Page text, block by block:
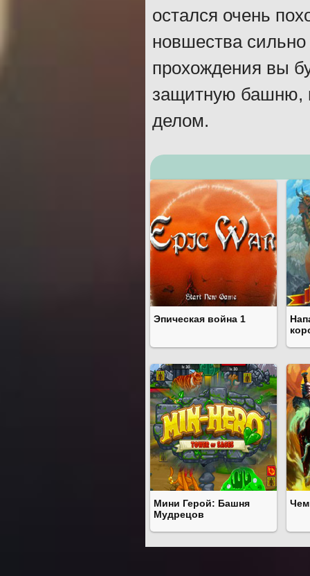
остался очень
новшества
прохождения вы
защитную башню,
делом.
Эпическая война 1
Мини Герой: Башня
Мудрецов